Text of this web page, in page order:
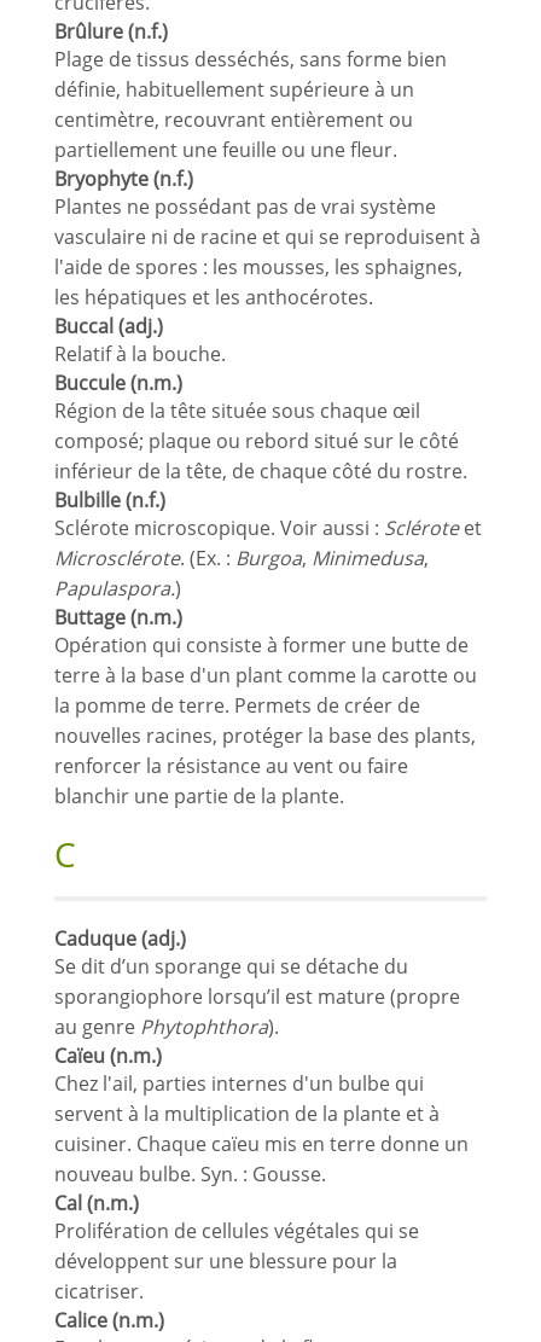
Brûlure (n.f.)
Plage de tissus desséchés, sans forme bien
définie, habituellement supérieure à un
centimètre, recouvrant entièrement ou
partiellement une feuille ou une fleur.
Bryophyte (n.f.)
Plantes ne possédant pas de vrai système
vasculaire ni de racine et qui se reproduisent à
l'aide de spores : les mousses, les sphaignes,
les hépatiques et les anthocérotes.
Buccal (adj.)
Relatif à la bouche.
Buccule (n.m.)
Région de la tête située sous chaque œil
composé; plaque ou rebord situé sur le côté
inférieur de la tête, de chaque côté du rostre.
Bulbille (n.f.)
Sclérote microscopique. Voir aussi : Scléroteet
Microsclérote. (Ex. : Burgoa, Minimedusa,
Papulaspora.)
Buttage (n.m.)
Opération qui consiste à former une butte de
terre à la base d'un plant comme la carotte ou
la pomme de terre. Permets de créer de
nouvelles racines, protéger la base des plants,
renforcer la résistance au vent ou faire
blanchir une partie de la plante.
C
Caduque (adj.)
Se dit d’un sporange qui se détache du
sporangiophore lorsqu’il est mature (propre
au genre Phytophthora).
Caïeu (n.m.)
Chez l'ail, parties internes d'un bulbe qui
servent à la multiplication de la plante et à
cuisiner. Chaque caïeu mis en terre donne un
nouveau bulbe. Syn. : Gousse.
Cal (n.m.)
Prolifération de cellules végétales qui se
développent sur une blessure pour la
cicatriser.
Calice (n.m.)